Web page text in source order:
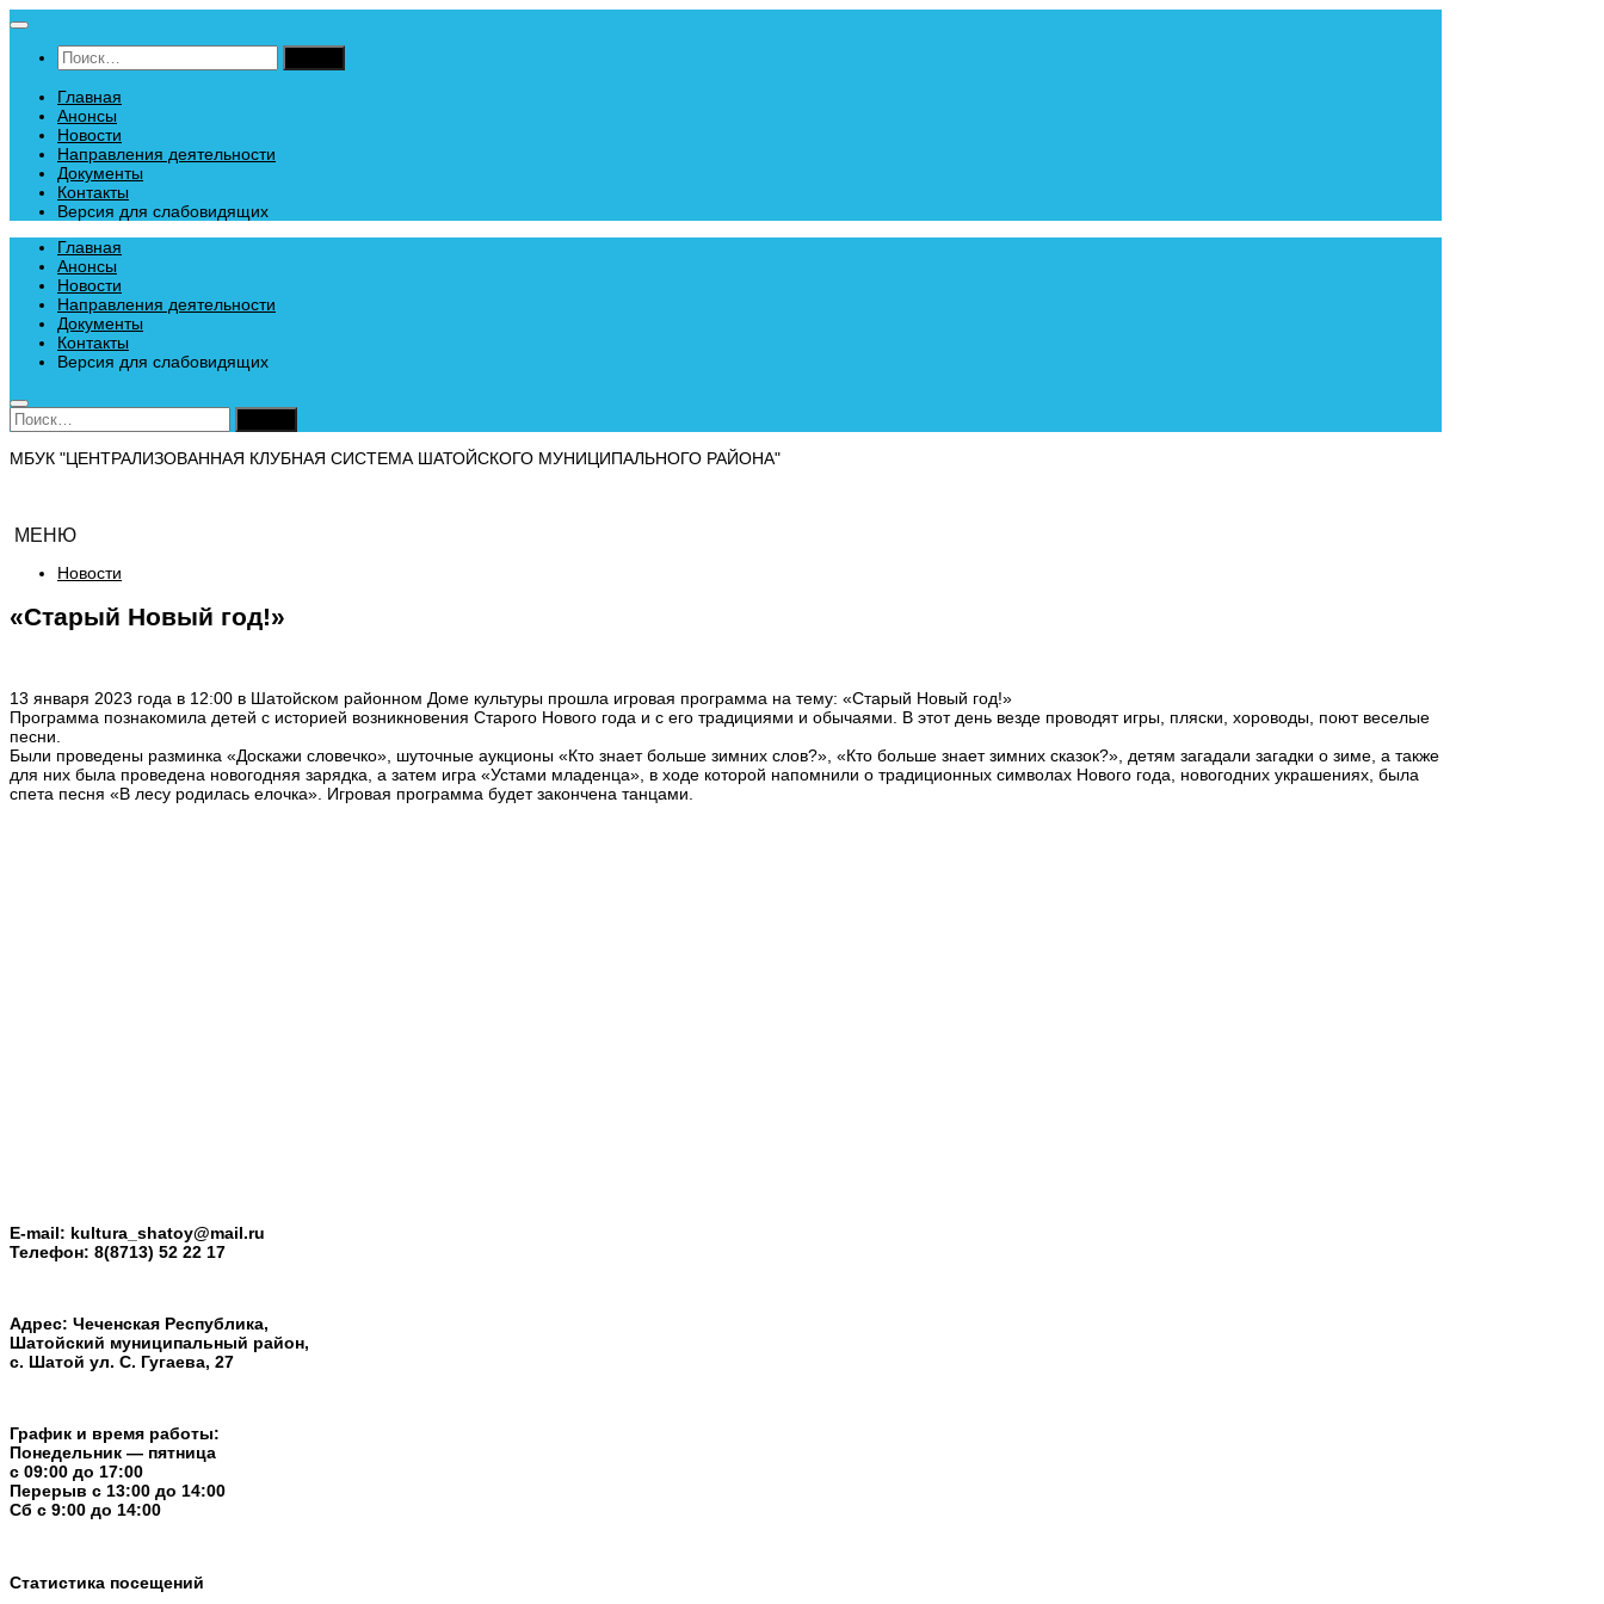
Перейти
содержимому
Найти:
Главная
Анонсы
Новости
Направления деятельности
Документы
Контакты
Версия для слабовидящих
Главная
Анонсы
Новости
Направления деятельности
Документы
Контакты
Версия для слабовидящих
Найти:
МБУК "ЦЕНТРАЛИЗОВАННАЯ КЛУБНАЯ СИСТЕМА ШАТОЙСКОГО МУНИЦИПАЛЬНОГО РАЙОНА"
МЕНЮ
Новости
«Старый Новый год!»
13 января 2023 года в 12:00 в Шатойском районном Доме культуры прошла игровая программа на тему: «Старый Новый год!»
Программа познакомила детей с историей возникновения Старого Нового года и с его традициями и обычаями. В этот день везде проводят игры, пляски, хороводы, поют веселые
песни.
Были проведены разминка «Доскажи словечко», шуточные аукционы «Кто знает больше зимних слов?», «Кто больше знает зимних сказок?», детям загадали загадки о зиме, а также
для них была проведена новогодняя зарядка, а затем игра «Устами младенца», в ходе которой напомнили о традиционных символах Нового года, новогодних украшениях, была
спета песня «В лесу родилась елочка». Игровая программа будет закончена танцами.
E-mail: kultura_shatoy@mail.ru
Телефон: 8(8713) 52 22 17
Адрес: Чеченская Республика,
Шатойский муниципальный район,
с. Шатой ул. С. Гугаева, 27
График и время работы:
Понедельник — пятница
с 09:00 до 17:00
Перерыв c 13:00 до 14:00
Cб с 9:00 до 14:00
Статистика посещений